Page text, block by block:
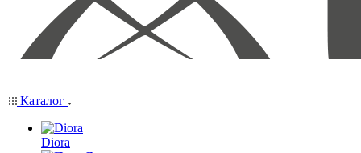
Каталог
Diora